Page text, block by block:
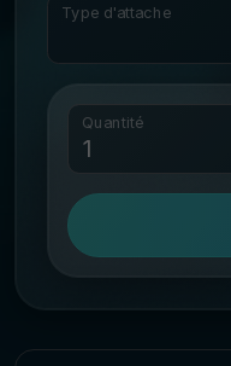
Type d'attache
Quantité